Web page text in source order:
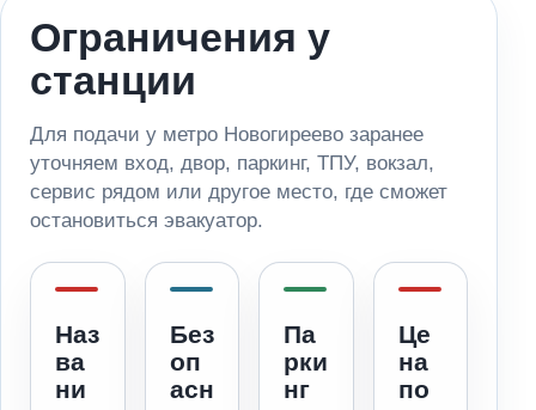
Ограничения у
станции
Для подачи у метро Новогиреево заранее
уточняем вход, двор, паркинг, ТПУ, вокзал,
сервис рядом или другое место, где сможет
остановиться эвакуатор.
Наз
ва
ни
Без
оп
асн
Па
рки
нг
Це
на
по